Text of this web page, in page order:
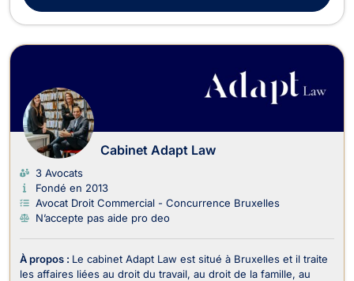
Cabinet Adapt Law
3 Avocats
Fondé en 2013
Avocat Droit Commercial - Concurrence Bruxelles
N’accepte pas aide pro deo
À propos : Le cabinet Adapt Law est situé à Bruxelles et il traite
les affaires liées au droit du travail, au droit de la famille, au